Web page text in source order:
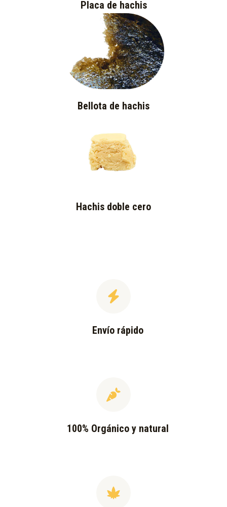
Placa de hachis
Bellota de hachis
Hachis doble cero
Envío rápido
100% Orgánico y natural